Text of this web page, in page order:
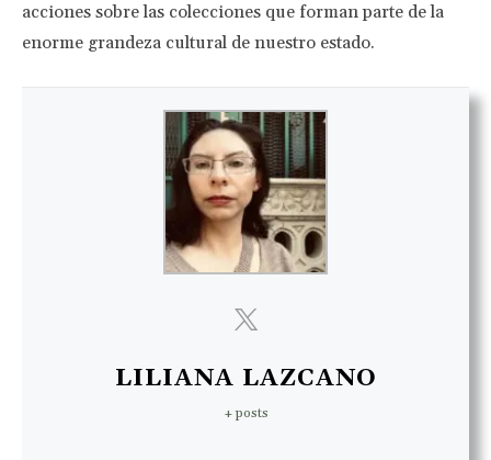
acciones sobre las colecciones que forman parte de la
enorme grandeza cultural de nuestro estado.
LILIANA LAZCANO
+ posts